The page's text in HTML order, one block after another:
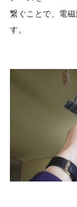
繋ぐことで、電
す。